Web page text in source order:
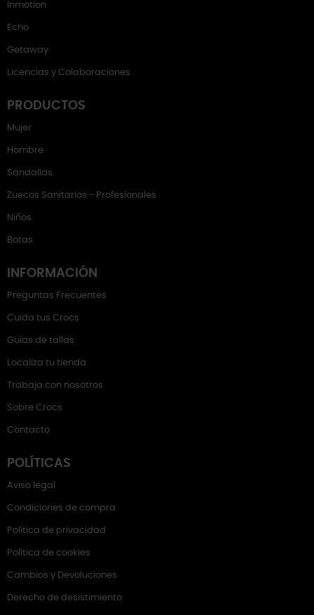
Inmotion
Echo
Getaway
Licencias y Colaboraciones
PRODUCTOS
Mujer
Hombre
Sandalias
Zuecos Sanitarios - Profesionales
Niños
Botas
INFORMACIÓN
Preguntas Frecuentes
Cuida tus Crocs
Guías de tallas
Localiza tu tienda
Trabaja con nosotros
Sobre Crocs
Contacto
POLÍTICAS
Aviso legal
Condiciones de compra
Política de privacidad
Política de cookies
Cambios y Devoluciones
Derecho de desistimiento